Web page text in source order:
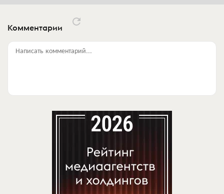
Комментарии
Написать комментарий...